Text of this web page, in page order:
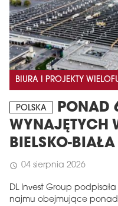
BIURA I PROJEKTY
POLSKA
PONAD
WYNAJĘTYCH
BIELSKO-BIAŁA
schedule 04 sierpnia 2026
DL Invest Group
najmu obejmujące ponad